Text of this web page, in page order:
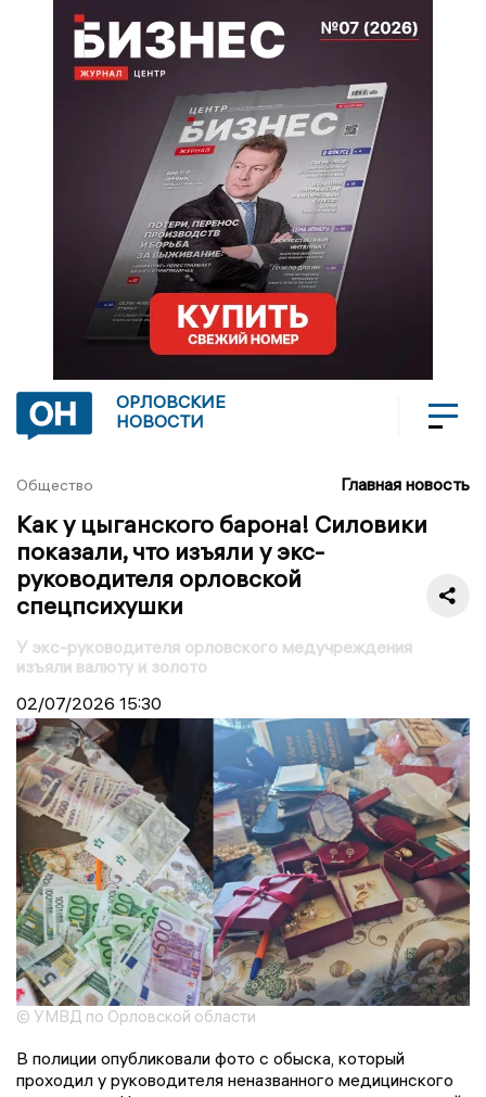
ОРЛОВСКИЕ
НОВОСТИ
Общество Главная новость
Как у цыганского барона! Силовики
показали, что изъяли у экс-
руководителя орловской
спецпсихушки
У экс-руководителя орловского медучреждения
изъяли валюту и золото
02/07/2026 15:30
© УМВД по Орловской области
В полиции опубликовали фото с обыска, который
проходил у руководителя неназванного медицинского